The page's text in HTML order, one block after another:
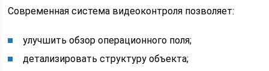
Современная система видеоконтроля позволяет:
улучшить обзор операционного поля;
детализировать структуру объекта;